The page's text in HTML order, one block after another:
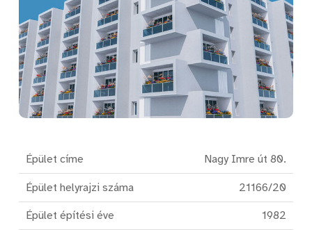
Épület címe Nagy Imre út 80.
Épület helyrajzi száma 21166/20
Épület építési éve
1982